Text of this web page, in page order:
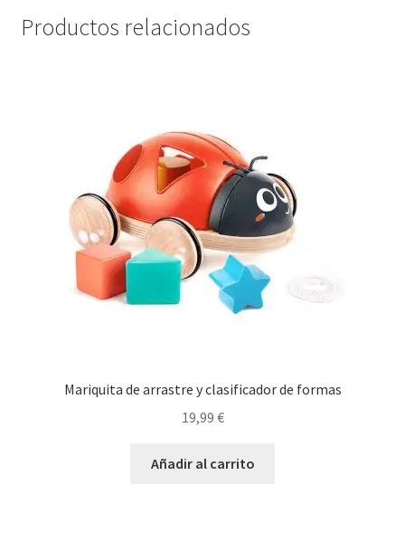
Productos relacionados
Mariquita de arrastre y clasificador de formas
19,99 €
Añadir al carrito